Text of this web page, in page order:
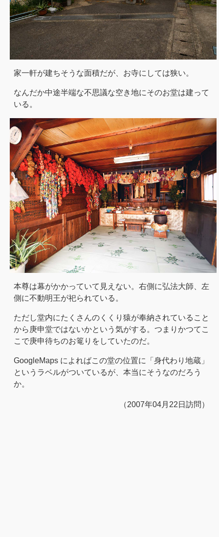
家一軒が建ちそうな面積だが、お寺にしては狭い。
なんだか中途半端な不思議な空き地にそのお堂は建って
いる。
本尊は幕がかかっていて見えない。右側に弘法大師、左
側に不動明王が祀られている。
ただし堂内にたくさんのくくり猿が奉納されていること
から庚申堂ではないかという気がする。つまりかつてこ
こで庚申待ちのお篭りをしていたのだ。
GoogleMaps によればこの堂の位置に「身代わり地蔵」
というラベルがついているが、本当にそうなのだろう
か。
（2007年04月22日訪問）